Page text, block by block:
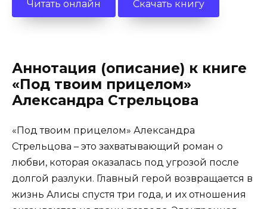
Читать онлайн Скачать книгу
Аннотация (описание) к книге
«Под твоим прицелом»
Александра Стрельцова
«Под твоим прицелом» Александра
Стрельцова – это захватывающий роман о
любви, которая оказалась под угрозой после
долгой разлуки. Главный герой возвращается в
жизнь Алисы спустя три года, и их отношения